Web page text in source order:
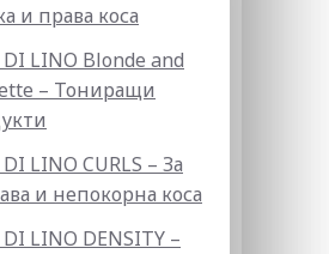
и права коса
DI LINO Blonde and
– Тониращи
LINO CURLS – За
и непокорна коса
LINO DENSITY –